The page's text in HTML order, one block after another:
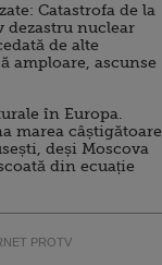
Catastrofa de la
dezastru nuclear
de alte
amploare, ascunse
în Europa.
marea câștigătoare
deși Moscova
din ecuație
PROTV